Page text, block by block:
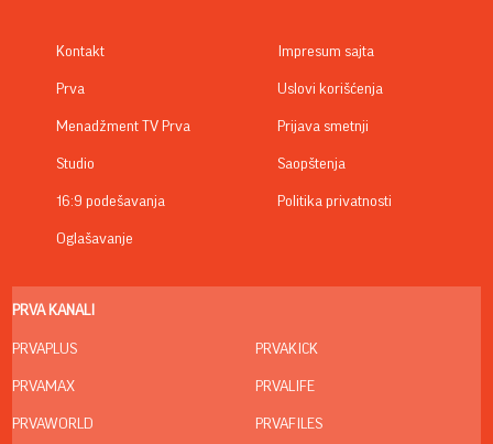
Kontakt
Prva
Menadžment TV Prva
Studio
16:9 podešavanja
Oglašavanje
Impresum sajta
Uslovi korišćenja
Prijava smetnji
Saopštenja
Politika privatnosti
PRVA KANALI
PRVAPLUS
PRVAMAX
PRVAWORLD
PRVAKICK
PRVALIFE
PRVAFILES